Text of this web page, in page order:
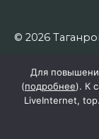
© 2026
Для
(подробнее). К
LiveInternet,